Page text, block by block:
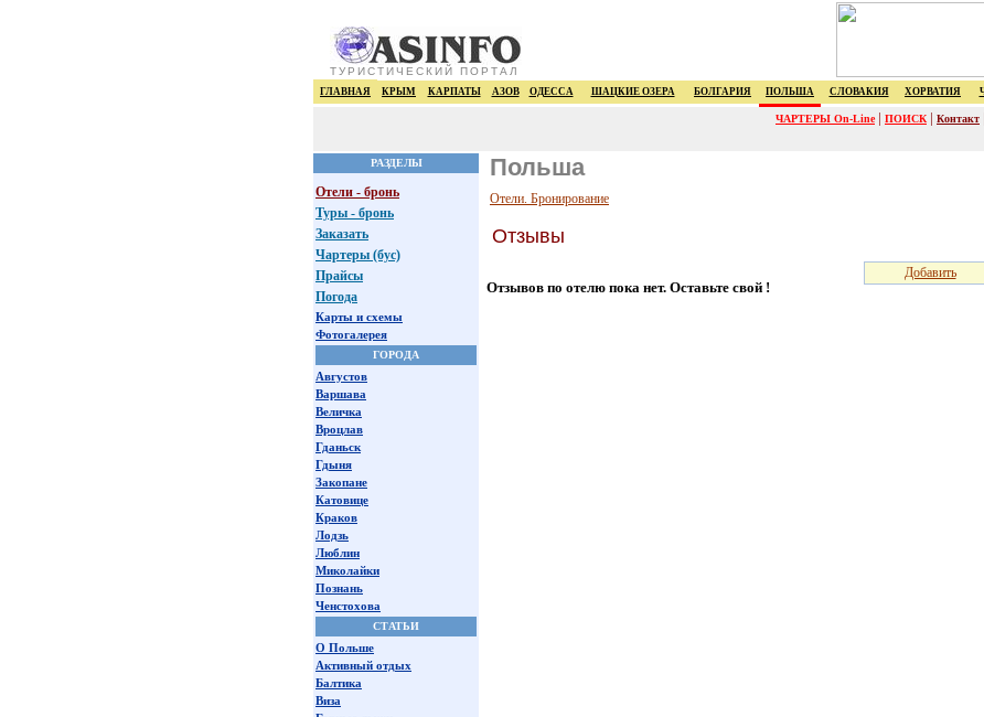
ТУРИСТИЧЕСКИЙ ПОРТАЛ
ГЛАВНАЯ КРЫМ КАРПАТЫ АЗОВ ОДЕССА ШАЦКИЕ ОЗЕРА БОЛГАРИЯ ПОЛЬША СЛОВАКИЯ ХОРВАТИЯ
ЧАРТЕРЫ On-Line| ПОИСК | Контакт
РАЗДЕЛЫ Польша
Отели - бронь
Туры - бронь
Заказать
Чартеры (бус)
Прайсы
Погода
Карты и схемы
Фотогалерея
ГОРОДА
Августов
Варшава
Величка
Вроцлав
Гданьск
Гдыня
Закопане
Катовице
Краков
Лодзь
Люблин
Миколайки
Познань
Ченстохова
СТАТЬИ
О Польше
Активный отдых
Балтика
Виза
Отели. Бронирование
Отзывы
Добавить
Отзывов по отелю пока нет. Оставьте свой !